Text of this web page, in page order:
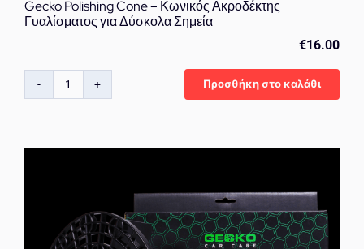
Gecko Polishing Cone – Κωνικός Ακροδέκτης
Γυαλίσματος για Δύσκολα Σημεία
€16.00
Gecko
–
για
Δύσκολα
Προσθήκη στο καλάθι